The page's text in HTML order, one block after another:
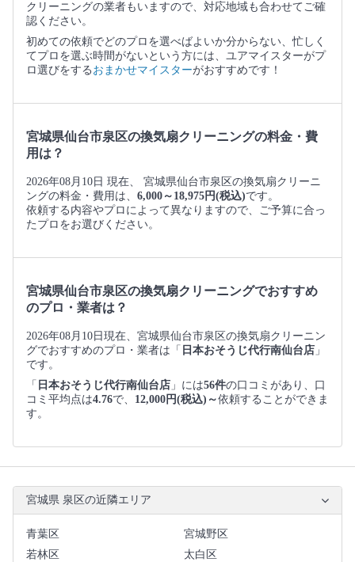
クリーニングの業者もいますので、対応地域も合わせてご確
認ください。
初めての依頼でどのプロを選べばよいか分からない、忙しく
てプロを選ぶ時間がないという方には、ユアマイスターがプ
ロ選びをする おまかせマイスターがおすすめです！
宮城県仙台市泉区の換気扇クリーニングの料金・費
用は？
2026年08月10日 現在、 宮城県仙台市泉区の換気扇クリーニ
ングの料金・費用は、 6,000～18,975円(税込)です。
依頼する内容やプロによって異なりますので、ご予算に合っ
たプロをお選びください。
宮城県仙台市泉区の換気扇クリーニングでおすすめ
のプロ・業者は？
2026年08月10日現在、宮城県仙台市泉区の換気扇クリーニン
グでおすすめのプロ・業者は「 日本おそうじ代行南仙台店 」
です。
「 日本おそうじ代行南仙台店 」には56件の口コミがあり、口
コミ平均点は4.76で、 12,000円(税込)～依頼することができま
す。
宮城県 泉区の近隣エリア
青葉区
宮城野区
若林区
太白区